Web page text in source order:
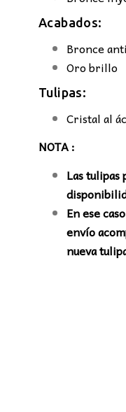
Acabados:
Bronce
Oro brillo
Tulipas:
Cristal al
NOTA :
Las
En ese
envío
nueva